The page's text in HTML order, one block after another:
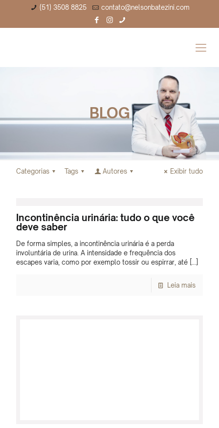
(51) 3508 8825 contato@nelsonbatezini.com
BLOG
Categorias Tags Autores Exibir tudo
Incontinência urinária: tudo o que você
deve saber
De forma simples, a incontinência urinária é a perda
involuntária de urina. A intensidade e frequência dos
escapes varia, como por exemplo tossir ou espirrar, até
Leia mais